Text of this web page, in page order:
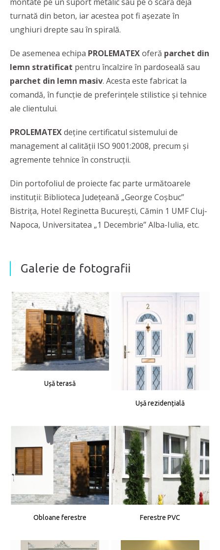
turnată din beton, iar acestea pot fi așezate în
unghiuri drepte sau în spirală.
De asemenea echipa PROLEMATEXoferă parchet din
lemn stratificat pentru încalzire în pardoseală sau
parchet din lemn masiv. Acesta este fabricat la
comandă, în funcție de preferințele stilistice și tehnice
ale clientului.
PROLEMATEXdeține certificatul sistemului de
management al calității ISO 9001:2008, precum și
agremente tehnice în construcții.
Din portofoliul de proiecte fac parte următoarele
instituții: Biblioteca Județeană „George Coșbuc”
Bistrița, Hotel Reginetta București, Cămin 1 UMF Cluj-
Napoca, Universitatea „1 Decembrie” Alba-Iulia, etc.
Galerie de fotografii
Ușă terasă
Ușă rezidențială
Obloane ferestre Ferestre PVC